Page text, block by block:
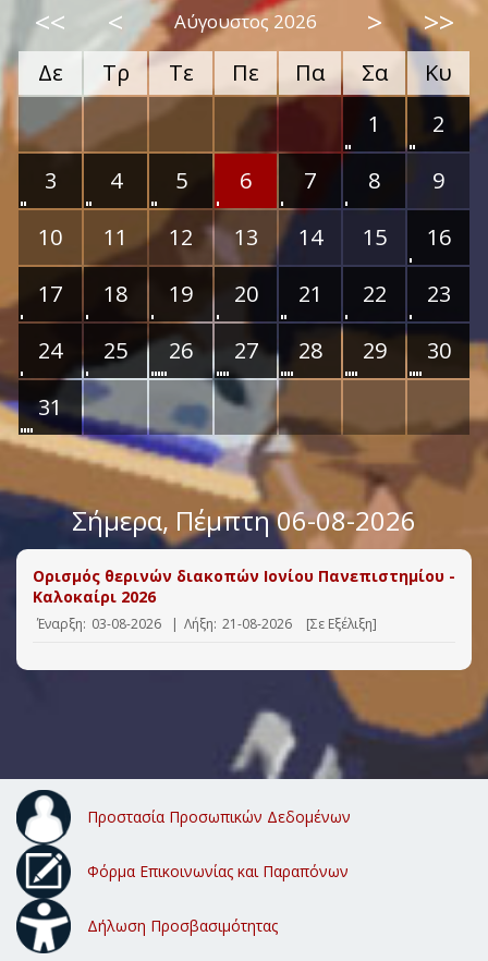
<< < Αύγουστος 2026 > >>
Δε Τρ Τε Πε Πα Σα
Κυ
1
2
3
4 5 6 7 8
9
10
11 12 13 14 15
16
17
18 19 20 21 22
23
24
25 26 27 28 29
30
31
Σήμερα, Πέμπτη 06-08-2026
Ορισμός θερινών διακοπών Ιονίου Πανεπιστημίου -
Καλοκαίρι 2026
Έναρξη: 03-08-2026 | Λήξη: 21-08-2026 [Σε Εξέλιξη]
Προστασία Προσωπικών Δεδομένων
Φόρμα Επικοινωνίας και Παραπόνων
Δήλωση Προσβασιμότητας